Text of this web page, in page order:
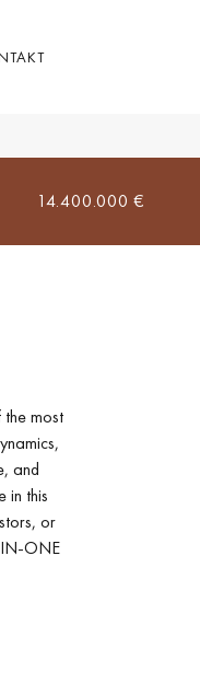
€ |
most
and
in this
or
IN-ONE